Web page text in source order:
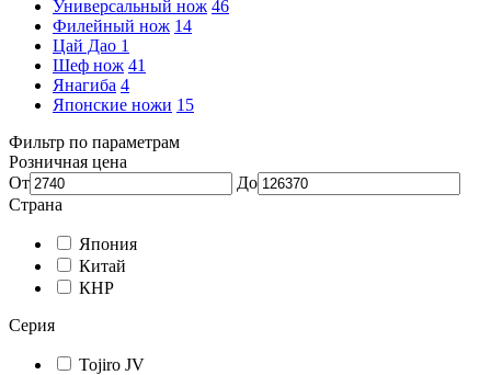
Универсальный нож 46
Филейный нож 14
Цай Дао 1
Шеф нож 41
Янагиба 4
Японские ножи 15
Фильтр по параметрам
Розничная цена
От
До
Страна
Япония
Китай
КНР
Серия
Tojiro JV